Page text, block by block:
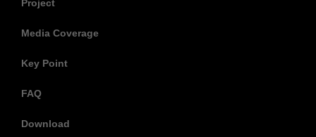
Project
Media Coverage
Key Point
FAQ
Download